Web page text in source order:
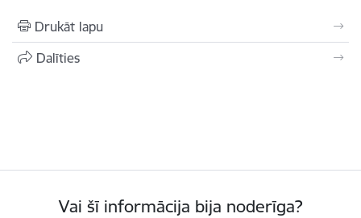
Drukāt lapu
Dalīties
Vai šī informācija bija noderīga?